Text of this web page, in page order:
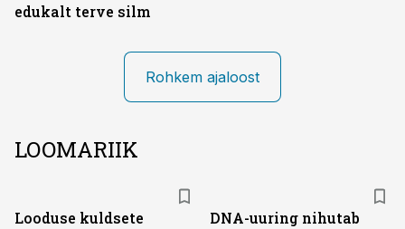
edukalt terve silm
Rohkem ajaloost
LOOMARIIK
Looduse kuldsete
DNA-uuring nihutab